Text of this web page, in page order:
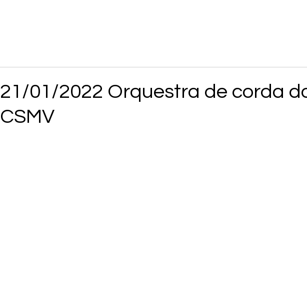
21/01/2022 Orquestra de corda
CSMV